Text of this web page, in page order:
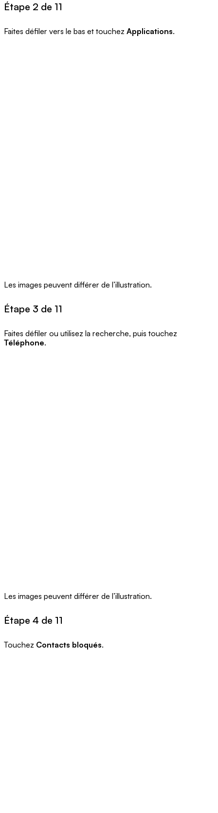
Étape 2 de 11
Faites défiler vers le bas et touchez Applications.
Les images peuvent différer de l’illustration.
Étape 3 de 11
Faites défiler ou utilisez la recherche, puis touchez
Téléphone.
Les images peuvent différer de l’illustration.
Étape 4 de 11
Touchez Contacts bloqués.